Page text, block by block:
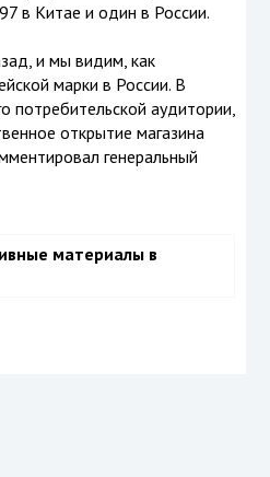
в Китае и один в России.
и мы видим, как
марки в России. В
потребительской аудитории,
открытие магазина
генеральный
материалы в